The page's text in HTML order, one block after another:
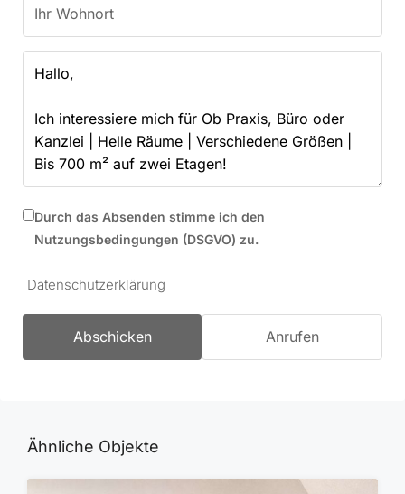
Durch das Absenden stimme ich den
Nutzungsbedingungen (DSGVO) zu.
Datenschutzerklärung
Abschicken Anrufen
Ähnliche Objekte